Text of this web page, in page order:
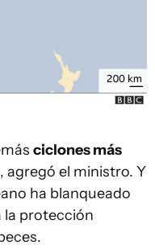
ciclones más
, agregó el ministro. Y
ha blanqueado
la protección